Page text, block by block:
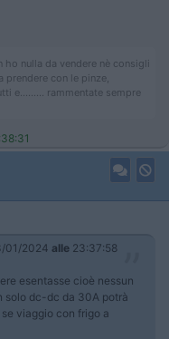
nulla da vendere nè consigli
con le pinze,
e......... rammentate sempre
01/2024 alle 23:37:58
esentasse cioè nessun
solo dc-dc da 30A potrà
viaggio con frigo a